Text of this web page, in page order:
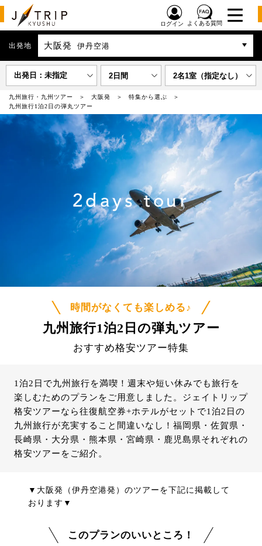
ログイン よくある質問
出発地 大阪発 伊丹空港
出発日：未指定 2日間 2名1室（指定なし）
九州旅行・九州ツアー 大阪発
特集から選ぶ
九州旅行1泊2日の弾丸ツアー
2days tour
時間がなくても楽しめる♪
九州旅行1泊2日の弾丸ツアー
おすすめ格安ツアー特集
1泊2日で九州旅行を満喫！週末や短い休みでも旅行を
楽しむためのプランをご用意しました。ジェイトリップ
格安ツアーなら往復航空券+ホテルがセットで1泊2日の
九州旅行が充実すること間違いなし！福岡県・佐賀県・
長崎県・大分県・熊本県・宮崎県・鹿児島県それぞれの
格安ツアーをご紹介。
▼大阪発（伊丹空港発）のツアーを下記に掲載して
おります▼
このプランのいいところ！